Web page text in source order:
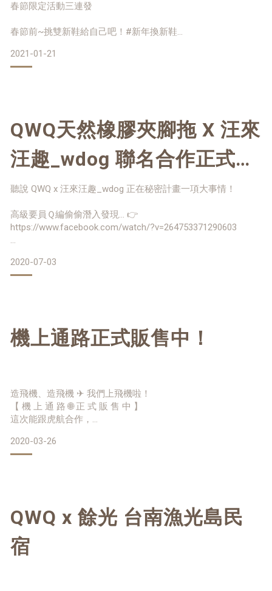
春節限定活動三連發
春節前~挑雙新鞋給自己吧！#新年換新鞋
獨家限量紅包袋、福袋等你來搶購
活動方式：
🔻第一重｜官網消費滿$580以上，贈1組QWQ獨家限量紅包(1
限量紅包
Ｂ. 璀璨$999福袋➡素面
2021-01-21
QWQ天然橡膠夾腳拖 X 汪來
汪趣_wdog 聯名合作正式販
售囉🐶 快把超萌法鬥帶回家
聽說 QWQ x 汪來汪趣_wdog 正在秘密計畫一項大事情！
高級要員Ｑ編偷偷潛入發現… 👉
https://www.facebook.com/watch/?v=264753371290603
🤤
安娜：人家淑女耶當然知道啊！ QWQ的夾腳拖都是用天然橡膠
於是…🐶亨利就跑到夾腳拖裡了！
2020-07-03
機上通路正式販售中！
造飛機、造飛機 ✈ 我們上飛機啦！
【 機 上 通 路 🌐 正 式 販 售 中 】
這次能跟虎航合作，
能有機會讓世界各地喜歡QWQ的好朋友
購買到我們的夾腳拖
#飛機限定商品 #QWQxKuroro #クロロ
🆕歡迎參觀選購🆕
https://www.q
2020-03-26
QWQ x 餘光 台南漁光島民
宿